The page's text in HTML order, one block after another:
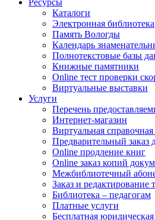
Ресурсы
Каталоги
Электронная библиотека
Память Вологды
Календарь
Полнотекстовые базы
Книжные памятники
Online тест проверки
Виртуальные выставки
Услуги
Перечень
Интернет-магазин
Виртуальная
Предварительный заказ
Online продление книг
Online заказ копий
Межбиблиотечный
Заказ и редактирование
Библиотека – педагогам
Платные услуги
Бесплатная